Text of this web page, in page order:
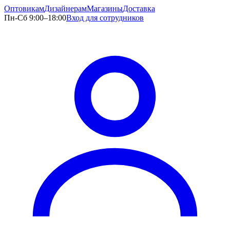
ОптовикамДизайнерамМагазиныДоставка
Пн-Сб 9:00–18:00Вход для сотрудников